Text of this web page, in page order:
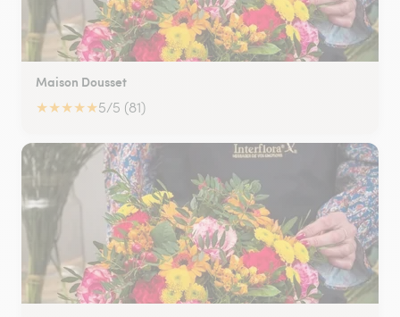
Maison Dousset
★★★★★5/5 (81)